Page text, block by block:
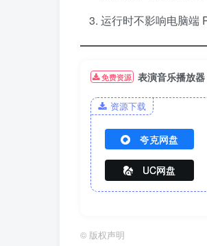
运行时不影响电脑端
免费资源 表演音乐播放
资源下载
夸克网盘
UC网盘
© 版权声明